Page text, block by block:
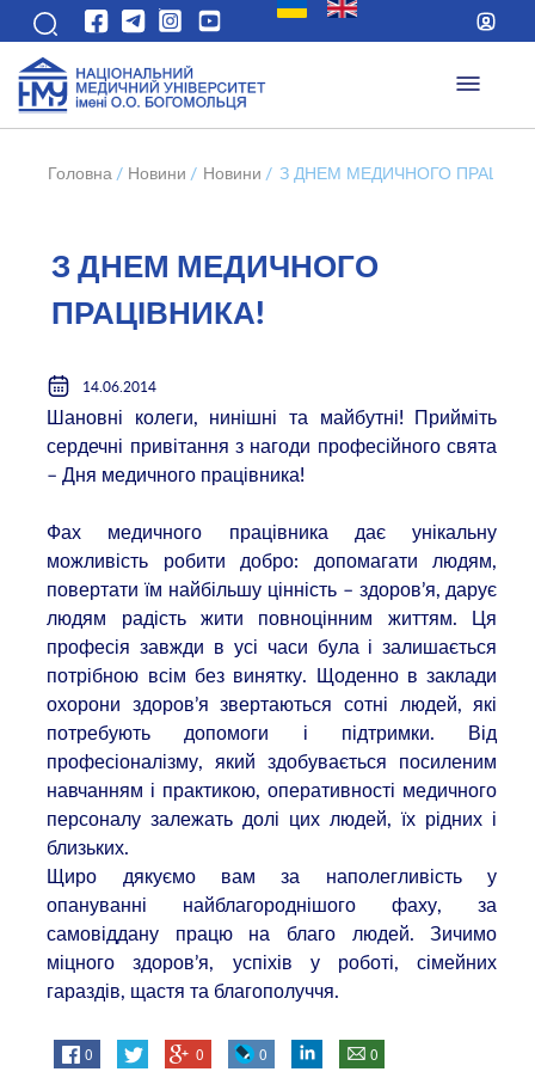
Головна / Новини / Новини / З ДНЕМ МЕДИЧНОГО
З ДНЕМ МЕДИЧНОГО
ПРАЦІВНИКА!
14.06.2014
Шановні колеги, нинішні та майбутні! Прийміть
сердечні привітання з нагоди професійного свята
– Дня медичного працівника!
Фах медичного працівника дає унікальну
можливість робити добро: допомагати людям,
повертати їм найбільшу цінність – здоров’я, дарує
людям радість жити повноцінним життям. Ця
професія завжди в усі часи була і залишається
потрібною всім без винятку. Щоденно в заклади
охорони здоров’я звертаються сотні людей, які
потребують допомоги і підтримки. Від
професіоналізму, який здобувається посиленим
навчанням і практикою, оперативності медичного
персоналу залежать долі цих людей, їх рідних і
близьких.
Щиро дякуємо вам за наполегливість у
опануванні найблагороднішого фаху, за
самовіддану працю на благо людей. Зичимо
міцного здоров’я, успіхів у роботі, сімейних
гараздів, щастя та благополуччя.
0 0 0 0